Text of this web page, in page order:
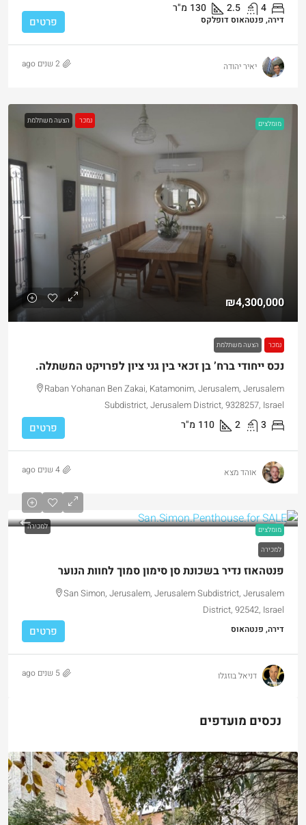
4
2.5
130 מ"ר
דירה, פנטהאוס דופלקס פרטים
יאיר יהודה 2 שנים ago
מומלצים נמכר הצעה משתלמת
₪4,300,000
נמכר הצעה משתלמת
נכס ייחודי ברח’ בן זכאי בין גני ציון לפרויקט המשתלה.
Raban Yohanan Ben Zakai, Katamonim, Jerusalem, Jerusalem
Subdistrict, Jerusalem District, 9328257, Israel
3
2
110 מ"ר פרטים
אוהד מצא 4 שנים ago
מומלצים למכירה
למכירה
פנטהאוז נדיר בשכונת סן סימון סמוך לחוות הנוער
San Simon, Jerusalem, Jerusalem Subdistrict, Jerusalem
District, 92542, Israel
דירה, פנטהאוס פרטים
דניאל בוזגלו 5 שנים ago
נכסים מועדפים